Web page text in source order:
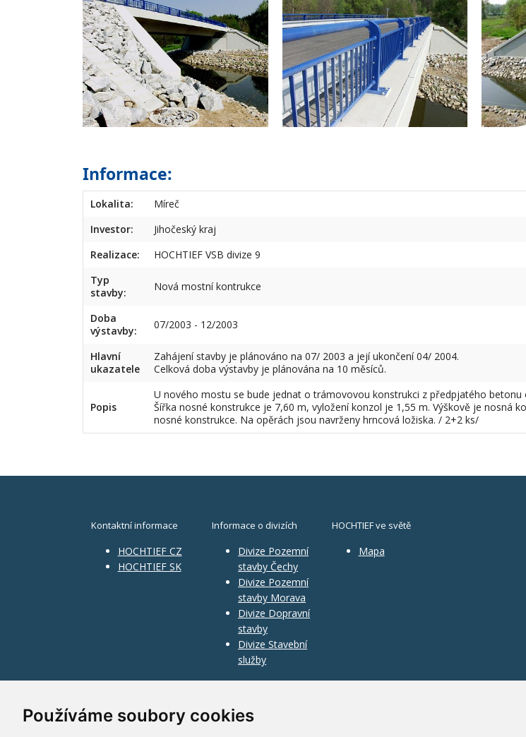
Používáme soubory cookies
Informace:
Lokalita:
Míreč
Investor:
Jihočeský kraj
Realizace:
HOCHTIEF VSB divize 9
Typ
stavby:
Nová mostní kontrukce
Doba
výstavby:
07/2003 - 12/2003
Hlavní
ukazatele
Zahájení stavby je plánováno na 07/ 2003 a její ukončení 04/ 2004.
Celková doba výstavby je plánována na 10 měsíců.
Popis
U nového mostu se bude jednat o trámovovou konstrukci z předpjatého
Šířka nosné konstrukce je 7,60 m, vyložení konzol je 1,55 m. Výškově je nosná
nosné konstrukce. Na opěrách jsou navrženy hrncová ložiska. / 2+2 ks/
Kontaktní informace
HOCHTIEF CZ
HOCHTIEF SK
Informace o divizích
Divize Pozemní
stavby Čechy
Divize Pozemní
stavby Morava
Divize Dopravní
stavby
Divize Stavební
služby
HOCHTIEF ve světě
Mapa